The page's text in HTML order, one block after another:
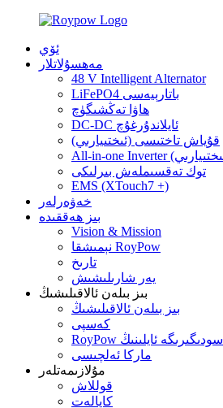
ئۆي
مەھسۇلاتلار
48 V Intelligent Alternator
LiFePO4 باتارېيەسى
ھاۋا تەڭشىگۈچ
DC-DC ئايلاندۇرغۇچ
قۇياش تاختىسى (ئىختىيارىي)
توك تەقسىملەش بىرلىكى
EMS (XTouch7 +)
خەۋەرلەر
بىز ھەققىدە
Vision & Mission
نېمىشقا RoyPow
تارىخ
يەر شارىلىشىش
بىز بىلەن ئالاقىلىشىڭ
بىز بىلەن ئالاقىلىشىڭ
كەسپى
RoyPow سودىگىرىگە ئايلىنىڭ
ماركا ئەلچىسى
مۇلازىمەتلەر
قوللاش
كاپالەت